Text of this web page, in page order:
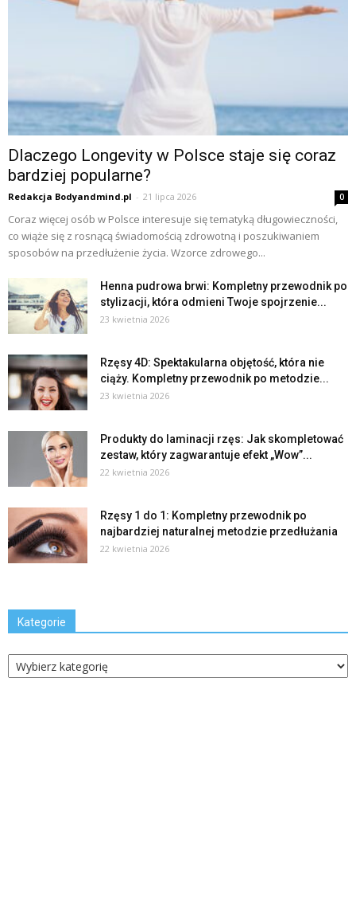
Dlaczego Longevity w Polsce staje się coraz
bardziej popularne?
Redakcja Bodyandmind.pl - 21 lipca 2026 0
Coraz więcej osób w Polsce interesuje się tematyką długowieczności,
co wiąże się z rosnącą świadomością zdrowotną i poszukiwaniem
sposobów na przedłużenie życia. Wzorce zdrowego...
Henna pudrowa brwi: Kompletny przewodnik po
stylizacji, która odmieni Twoje spojrzenie...
23 kwietnia 2026
Rzęsy 4D: Spektakularna objętość, która nie
ciąży. Kompletny przewodnik po metodzie...
23 kwietnia 2026
Produkty do laminacji rzęs: Jak skompletować
zestaw, który zagwarantuje efekt „Wow”...
22 kwietnia 2026
Rzęsy 1 do 1: Kompletny przewodnik po
najbardziej naturalnej metodzie przedłużania
22 kwietnia 2026
Kategorie
Kategorie